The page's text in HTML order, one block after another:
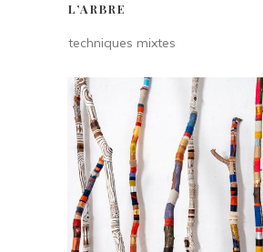
L’ARBRE
techniques mixtes